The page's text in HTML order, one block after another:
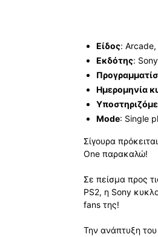
Είδος:
Εκδότης:
Ημερομηνία
Mode: Single
Σίγουρα
One παρακαλώ!
Σε πείσμα προς
PS2, η Sony
fans της!
Την ανάπτυξη του